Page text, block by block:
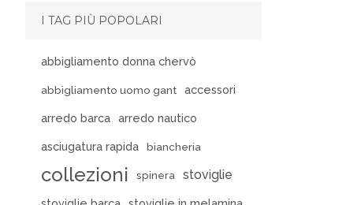
I TAG PIÙ POPOLARI
abbigliamento donna chervò
abbigliamento uomo gant accessori
arredo barca arredo nautico
asciugatura rapida biancheria
collezioni spinera stoviglie